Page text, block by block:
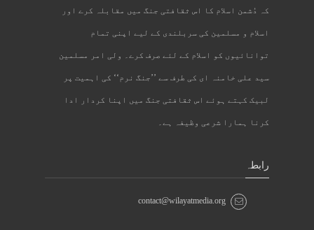
کہ دُشمن اسلام کا اس ثقافتی جنگ میں مقابلہ کرے اور
اسلام و مسلمین کی سربلندی کے لیے اپنی تمام
توانائیوں کو اسلام کے لئے صرف کرے۔ ولی امر مسلمین
سید علی خامنہ ای کی طرف سے ’’جنگ نرم‘‘ کی اہمیت پر
لبیک کہتے ہوئے اس ثقافتی جنگ میں اپنا کردار ادا
کرنا ہمارا شرعی وظیفہ ہے۔
رابطہ
contact@wilayatmedia.org